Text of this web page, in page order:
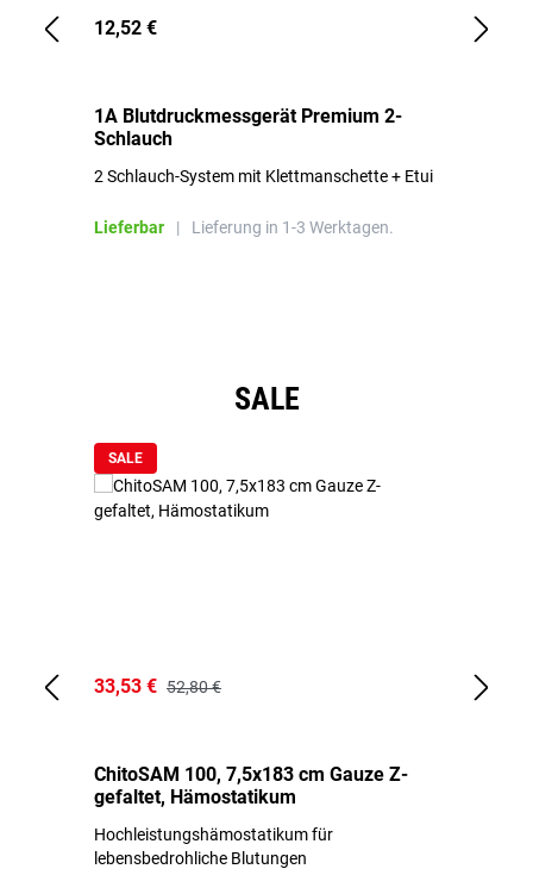
12,52 €
1A Blutdruckmessgerät Premium 2-
Schlauch
2 Schlauch-System mit Klettmanschette + Etui
Lieferbar | Lieferung in 1-3 Werktagen.
SALE
SALE
33,53 € 52,80 €
ChitoSAM 100, 7,5x183 cm Gauze Z-
gefaltet, Hämostatikum
Hochleistungshämostatikum für
lebensbedrohliche Blutungen